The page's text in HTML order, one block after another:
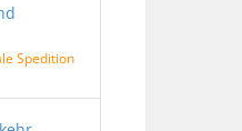
Spedition